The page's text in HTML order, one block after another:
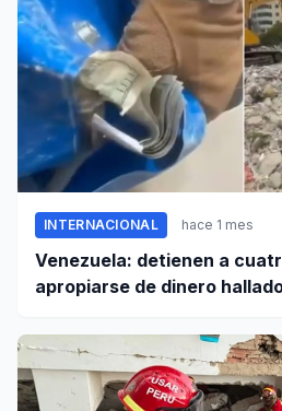
INTERNACIONAL hace 1 mes
Venezuela: detienen a
apropiarse de dinero